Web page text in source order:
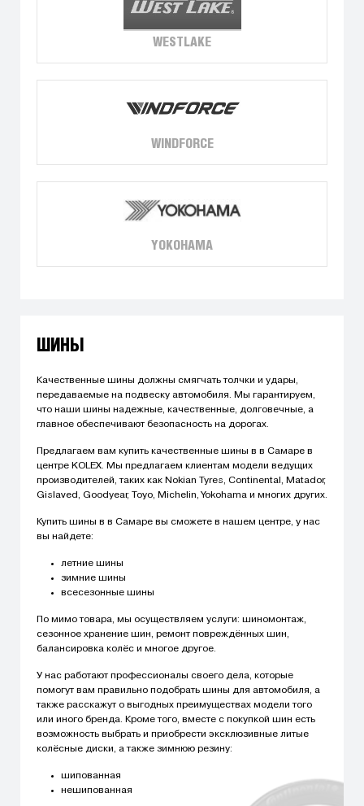
WESTLAKE
WINDFORCE
YOKOHAMA
ШИНЫ
Качественные шины должны смягчать толчки и удары,
передаваемые на подвеску автомобиля. Мы гарантируем,
что наши шины надежные, качественные, долговечные, а
главное обеспечивают безопасность на дорогах.
Предлагаем вам купить качественные шины в в Самаре в
центре KOLEX. Мы предлагаем клиентам модели ведущих
производителей, таких как Nokian Tyres, Continental, Matador,
Gislaved, Goodyear, Toyo, Michelin, Yokohama и многих других.
Купить шины в в Самаре вы сможете в нашем центре, у нас
вы найдете:
летние шины
зимние шины
всесезонные шины
По мимо товара, мы осуществляем услуги: шиномонтаж,
сезонное хранение шин, ремонт повреждённых шин,
балансировка колёс и многое другое.
У нас работают профессионалы своего дела, которые
помогут вам правильно подобрать шины для автомобиля, а
также расскажут о выгодных преимуществах модели того
или иного бренда. Кроме того, вместе с покупкой шин есть
возможность выбрать и приобрести эксклюзивные литые
колёсные диски, а также зимнюю резину:
шипованная
нешипованная